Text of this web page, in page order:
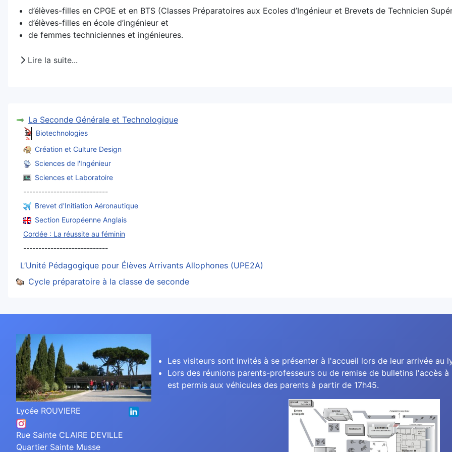
d’élèves-filles en CPGE et en BTS (Classes Préparatoires aux Ecoles d’Ingénieur et Brevets de Technicien
d’élèves-filles en école d’ingénieur et
de femmes techniciennes et ingénieures.
Lire la suite...
La Seconde Générale et Technologique
Biotechnologies
Création et Culture Design
Sciences de l'Ingénieur
Sciences et Laboratoire
----------------------------
Brevet d'Initiation Aéronautique
Section Européenne Anglais
Cordée : La réussite au féminin
----------------------------
L’Unité Pédagogique pour Élèves Arrivants Allophones (UPE2A)
Cycle préparatoire à la classe de seconde
Lycée ROUVIERE
Rue Sainte CLAIRE DEVILLE
Quartier Sainte Musse
Les visiteurs sont invités à se présenter à l'accueil lors de leur arrivée au
Lors des réunions parents-professeurs ou de remise de bulletins l'accès
est permis aux véhicules des parents à partir de 17h45.